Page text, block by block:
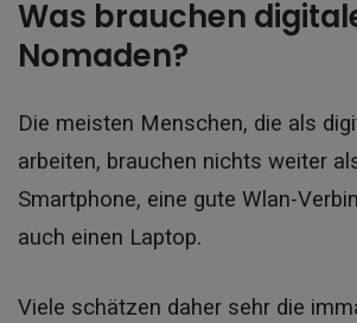
Was brauchen
Nomaden?
Die meisten Menschen, die als
arbeiten, brauchen nichts weiter
Smartphone, eine gute Wlan-
auch einen Laptop.
Viele schätzen daher sehr die